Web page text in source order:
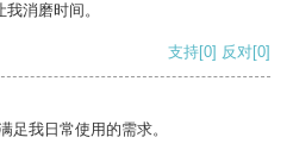
消磨时间。
支持[0] 反对[0]
足我日常使用的需求。